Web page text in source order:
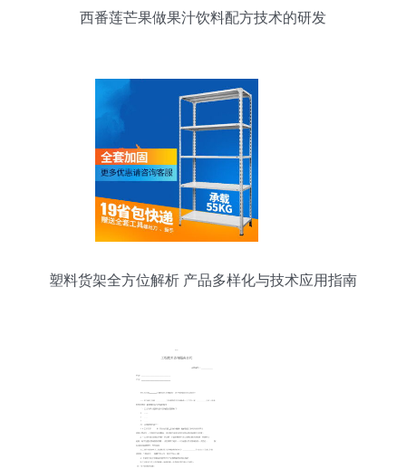
西番莲芒果做果汁饮料配方技术的研发
塑料货架全方位解析 产品多样化与技术应用指南